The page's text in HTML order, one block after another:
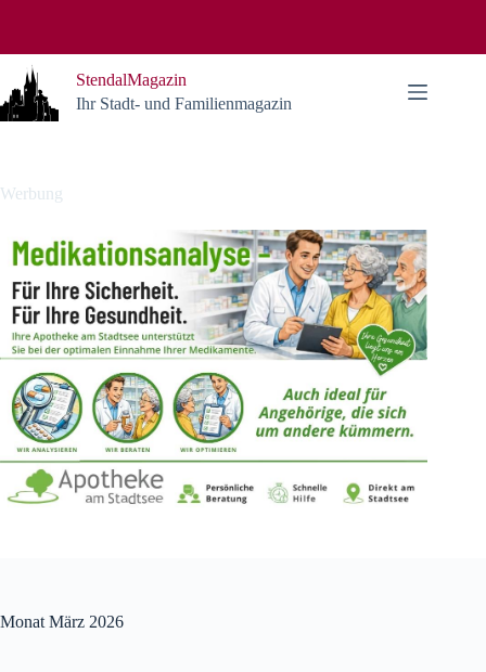
StendalMagazin
Ihr Stadt- und Familienmagazin
Werbung
Monat März 2026